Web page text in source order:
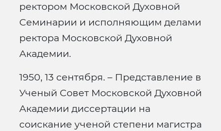
ректором Московской Духовной
Семинарии и исполняющим делами
ректора Московской Духовной
Академии.
1950, 13 сентября. – Представление в
Ученый Совет Московской Духовной
Академии диссертации на
соискание ученой степени магистра